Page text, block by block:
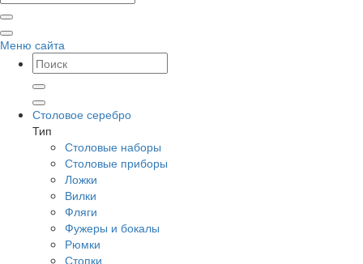
Меню сайта
Столовое серебро
Тип
Столовые наборы
Столовые приборы
Ложки
Вилки
Фляги
Фужеры и бокалы
Рюмки
Стопки